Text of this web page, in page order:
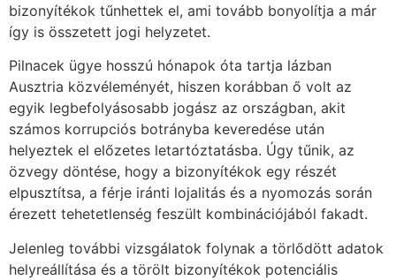
bizonyítékok tűnhettek el, ami tovább bonyolítja a már
így is összetett jogi helyzetet.
Pilnacek ügye hosszú hónapok óta tartja lázban
Ausztria közvéleményét, hiszen korábban ő volt az
egyik legbefolyásosabb jogász az országban, akit
számos korrupciós botrányba keveredése után
helyeztek el előzetes letartóztatásba. Úgy tűnik, az
özvegy döntése, hogy a bizonyítékok egy részét
elpusztítsa, a férje iránti lojalitás és a nyomozás során
érezett tehetetlenség feszült kombinációjából fakadt.
Jelenleg további vizsgálatok folynak a törlődött adatok
helyreállítása és a törölt bizonyítékok potenciális